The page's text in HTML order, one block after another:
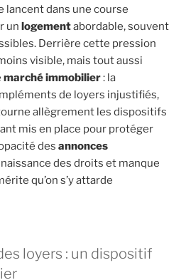
lancent dans une course
un logementabordable, souvent
Derrière cette pression
visible, mais tout aussi
marché immobilier: la
de loyers injustifiés,
allègrement les dispositifs
mis en place pour protéger
des annonces
des droits et manque
qu’on s’y attarde
loyers : un dispositif